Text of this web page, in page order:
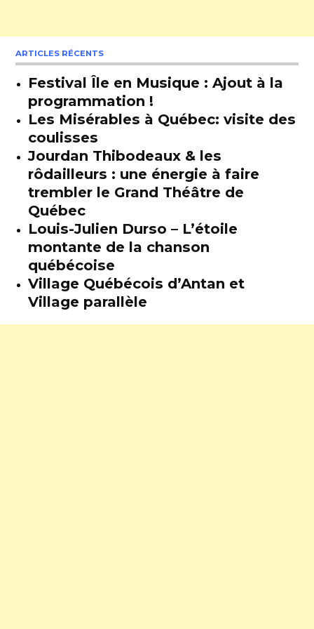
ARTICLES RÉCENTS
Festival Île en Musique : Ajout à la
programmation !
Les Misérables à Québec: visite des
coulisses
Jourdan Thibodeaux & les
rôdailleurs : une énergie à faire
trembler le Grand Théâtre de
Québec
Louis-Julien Durso – L’étoile
montante de la chanson
québécoise
Village Québécois d’Antan et
Village parallèle